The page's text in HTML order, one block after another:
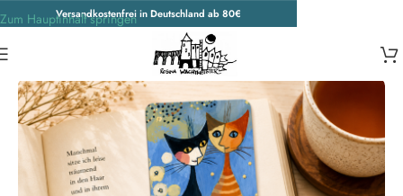
Versandkostenfrei in Deutschland ab 80€
Zum Hauptinhalt springen
Accessoires